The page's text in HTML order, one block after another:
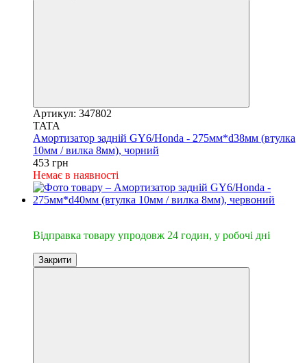
Артикул: 347802
TATA
Амортизатор задній GY6/Honda - 275мм*d38мм (втулка
10мм / вилка 8мм), чорний
453 грн
Немає в наявності
Відправка товару упродовж 24 годин, у робочі дні
Закрити